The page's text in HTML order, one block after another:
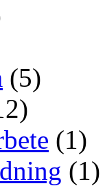
(5)
(1)
(1)